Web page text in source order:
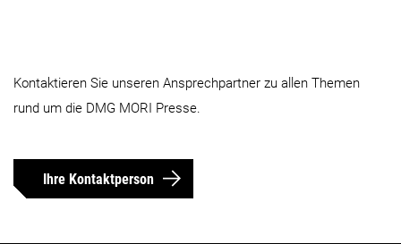
Kontaktieren Sie unseren Ansprechpartner zu allen Themen
rund um die DMG MORI Presse.
Ihre Kontaktperson